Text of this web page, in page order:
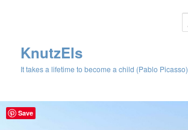
KnutzEls
It takes a lifetime to become a child (Pablo Picasso)
Save